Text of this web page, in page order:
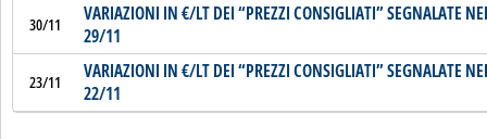
30/11
VARIAZIONI IN €/LT DEI “PREZZI CONSIGLIATI” SEGNALATE
29/11
23/11
VARIAZIONI IN €/LT DEI “PREZZI CONSIGLIATI” SEGNALATE
22/11